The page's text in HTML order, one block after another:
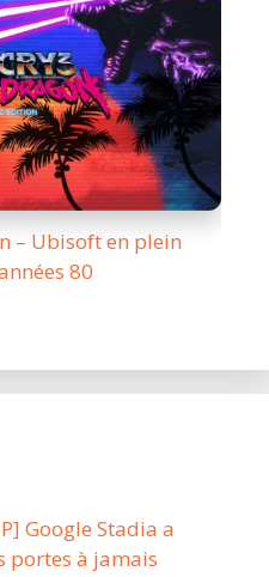
– Ubisoft en plein
80
Google Stadia a
portes à jamais